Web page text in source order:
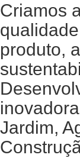
Criamos
produto,
Jardim,